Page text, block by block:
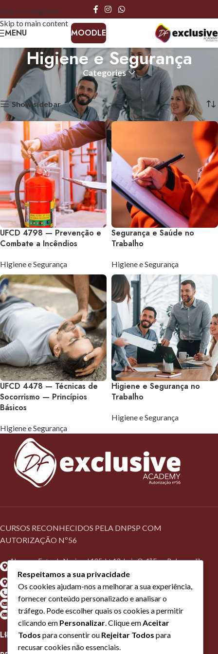
Skip to navigation
Skip to main content
MENU MOODLE
Higiene e Segurança
Categories
Início Higiene e Segurança A mostrar todos os 4 resultados
Show sidebar
UFCD 4798 — Prevenção e
Combate a Incêndios
Higiene e Segurança
Segurança e Saúde no
Trabalho
Higiene e Segurança
UFCD 4478 — Técnicas de
Socorrismo — Princípios
Básicos
Higiene e Segurança
Higiene e Segurança no
Trabalho
Higiene e Segurança
CURSOS RECONHECIDOS PELA DNPSP COM
AUTORIZAÇÃO Nº56
Algarve - Estrada Nacional 125, Lt 13, Loja O, 1º Esq, Belamandil,
8700-172 Olhão
Lisboa - Rua Guilherme Marconi, Nº16A, 2620-448 Ramada
Telefone: +(351) 910010156*
Geral: formacao@dfacademy.pt
Lisboa: formacaolisboa@dfacademy.pt
LINKS ÚTEIS
Respeitamos a sua privacidade
Os cookies ajudam-nos a melhorar a sua experiência,
fornecer conteúdo personalizado e analisar o
tráfego. Pode escolher quais os cookies a permitir
clicando em Personalizar . Clique em Aceitar
Todos para consentir ou Rejeitar Todos para
recusar cookies não essenciais.